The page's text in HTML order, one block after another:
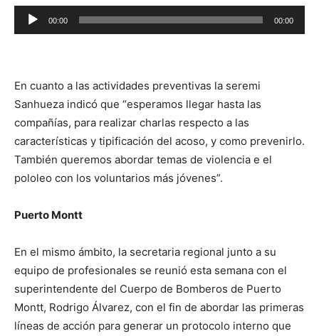
Reproductor
de
00:00 00:00
En cuanto a las actividades preventivas la seremi
Sanhueza indicó que “esperamos llegar hasta las
compañías, para realizar charlas respecto a las
características y tipificación del acoso, y como prevenirlo.
También queremos abordar temas de violencia e el
pololeo con los voluntarios más jóvenes”.
Puerto Montt
En el mismo ámbito, la secretaria regional junto a su
equipo de profesionales se reunió esta semana con el
superintendente del Cuerpo de Bomberos de Puerto
Montt, Rodrigo Álvarez, con el fin de abordar las primeras
líneas de acción para generar un protocolo interno que